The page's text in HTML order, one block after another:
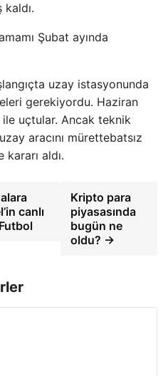
Şubat ayında
uzay istasyonunda
gerekiyordu. Haziran
ile uçtular. Ancak teknik
aracını mürettebatsız
aldı.
canlı
Kripto para
piyasasında
bugün ne
oldu? →